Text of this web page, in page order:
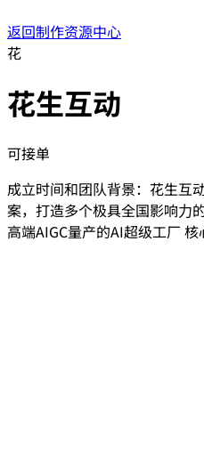
返回制作资源中心
花
花生互动
可接单
成立时间和团队背景：花生互
案，打造多个极具全国影响⼒
高端AIGC量产的AI超级工厂